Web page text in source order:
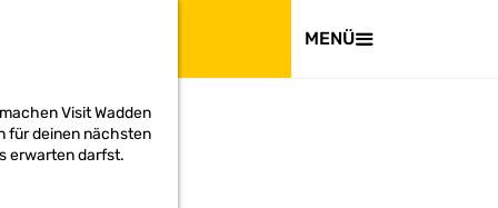
Visit Wadden
für deinen nächsten
erwarten darfst.
MENÜ